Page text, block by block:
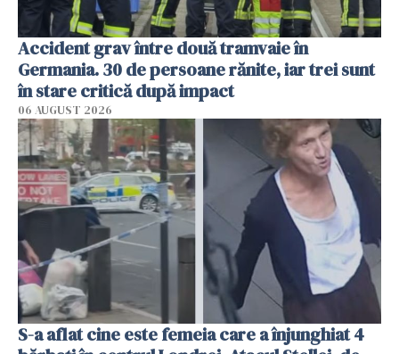
Accident grav între două tramvaie în
Germania. 30 de persoane rănite, iar trei sunt
în stare critică după impact
06 AUGUST 2026
S-a aflat cine este femeia care a înjunghiat 4